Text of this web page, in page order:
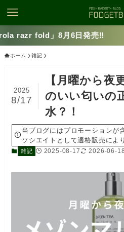
ホーム 雑記
【月曜から夜
のいい匂いの
水？！
2025
8/17
当ブログにはプロモーションが
ソシエイトとして適格販売によ
雑記 2025-08-17 2026-06-18